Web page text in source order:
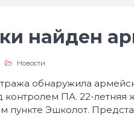
найден
Новости
обнаружила
контролем ПА. 22-
пункте Эшколот.